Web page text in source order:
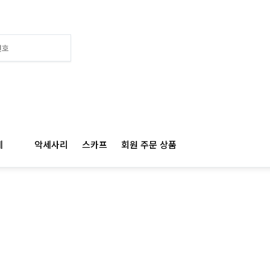
악세사리 스카프 회원 주문 상품